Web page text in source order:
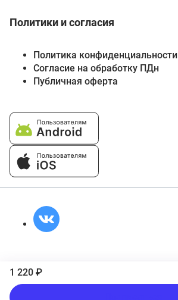
1 220 ₽
Политики и согласия
Политика конфиденциальности
Согласие на обработку ПДн
Публичная оферта